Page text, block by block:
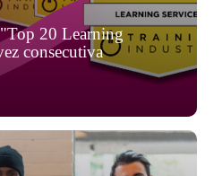
20 Learning
consecutiva
o Grupo Cegos pela